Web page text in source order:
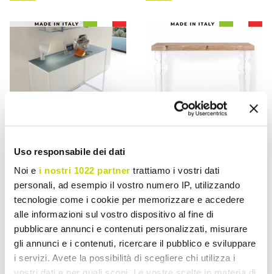
Uso responsabile dei dati
Noi e i nostri 1022 partner trattiamo i vostri dati
personali, ad esempio il vostro numero IP, utilizzando
tecnologie come i cookie per memorizzare e accedere
alle informazioni sul vostro dispositivo al fine di
pubblicare annunci e contenuti personalizzati, misurare
gli annunci e i contenuti, ricercare il pubblico e sviluppare
i servizi. Avete la possibilità di scegliere chi utilizza i
Metal stue konsol med
krystal top fremstillet i
Italien - Iridio
kr 6.004,84
Vægkonsol i gennemsigtigt
plexiglas og træ fremstillet
i Italien - Betone
kr 2.898,21